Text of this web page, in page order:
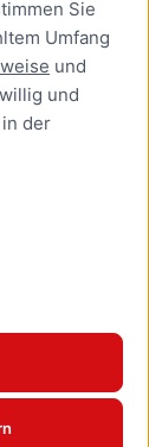
Sie
Umfang
und
und
der